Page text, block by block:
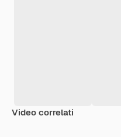
Video correlati